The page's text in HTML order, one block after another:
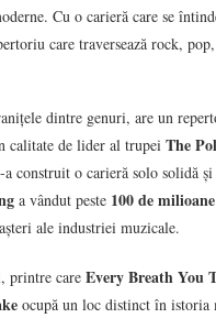
Cu o carieră care se
care traversează rock,
dintre genuri, are un
calitate de lider al trupei The
construit o carieră solo solidă și
a vândut peste 100 de
ale industriei muzicale.
printre care Every Breath You
ocupă un loc distinct în istoria